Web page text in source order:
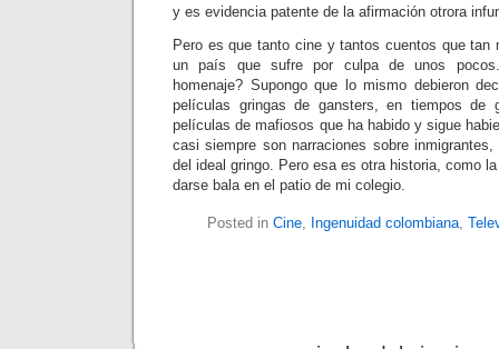
y es evidencia patente de la afirmación otrora
Pero es que tanto cine y tantos cuentos que tan
un país que sufre por culpa de unos
homenaje? Supongo que lo mismo debieron
películas gringas de gansters, en tiempos de
películas de mafiosos que ha habido y sigue
casi siempre son narraciones sobre
del ideal gringo. Pero esa es otra historia, como
darse bala en el patio de mi colegio.
Posted in Cine, Ingenuidad colombiana,